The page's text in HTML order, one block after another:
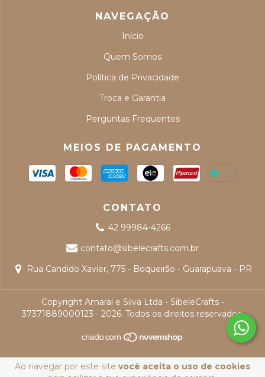
Ao navegar por este site você aceita o uso de cookies
NAVEGAÇÃO
Início
Quem Somos
Política de Privacidade
Troca e Garantia
Perguntas Frequentes
MEIOS DE PAGAMENTO
CONTATO
42 99984-4266
contato@sibelecrafts.com.br
Rua Candido Xavier, 775 - Boqueirão - Guarapuava - PR
Copyright Amaral e Silva Ltda - SibeleCrafts -
37371889000123 - 2026. Todos os direitos reservados.